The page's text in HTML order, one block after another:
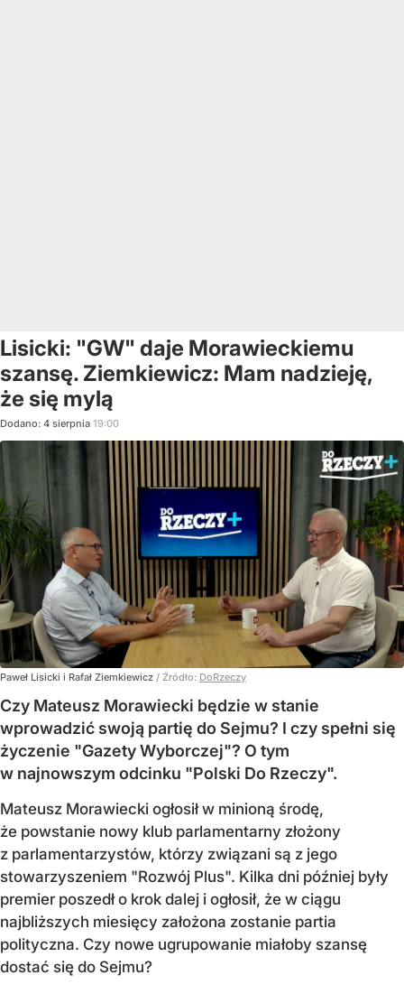
Lisicki: "GW" daje Morawieckiemu
szansę. Ziemkiewicz: Mam nadzieję,
że się mylą
Dodano: 4 sierpnia 19:00
Paweł Lisicki i Rafał Ziemkiewicz / Źródło: DoRzeczy
Czy Mateusz Morawiecki będzie w stanie
wprowadzić swoją partię do Sejmu? I czy spełni się
życzenie "Gazety Wyborczej"? O tym
w najnowszym odcinku "Polski Do Rzeczy".
Mateusz Morawiecki ogłosił w minioną środę,
że powstanie nowy klub parlamentarny złożony
z parlamentarzystów, którzy związani są z jego
stowarzyszeniem "Rozwój Plus". Kilka dni później były
premier poszedł o krok dalej i ogłosił, że w ciągu
najbliższych miesięcy założona zostanie partia
polityczna. Czy nowe ugrupowanie miałoby szansę
dostać się do Sejmu?